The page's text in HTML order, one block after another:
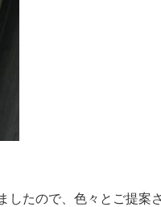
たので、色々とご提案